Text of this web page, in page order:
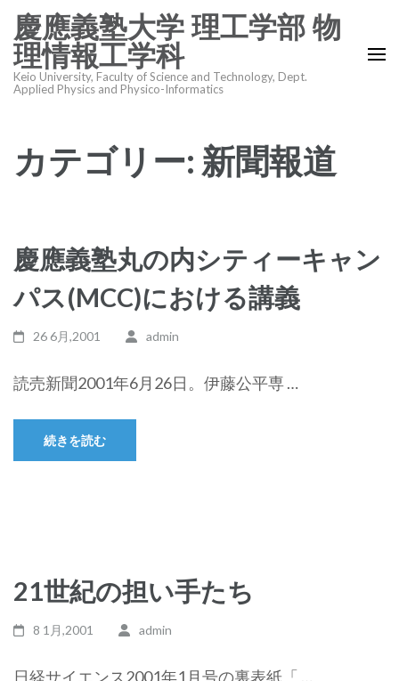
ン
テ
ン
(Enter
を
押
慶應義塾大学 理工学部 物
理情報工学科
Keio University, Faculty of Science and Technology, Dept.
Applied Physics and Physico-Informatics
カテゴリー: 新聞報道
慶應義塾丸の内シティーキャン
パス(MCC)における講義
26 6月,2001 admin
読売新聞2001年6月26日。伊藤公平専 …
続きを読む
21世紀の担い手たち
8 1月,2001 admin
日経サイエンス2001年1月号の裏表紙「 …